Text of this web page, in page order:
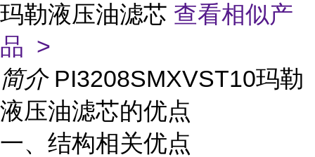
玛勒液压油滤芯 查看相似产
品 >
简介 PI3208SMXVST10玛勒
液压油滤芯的优点
一、结构相关优点